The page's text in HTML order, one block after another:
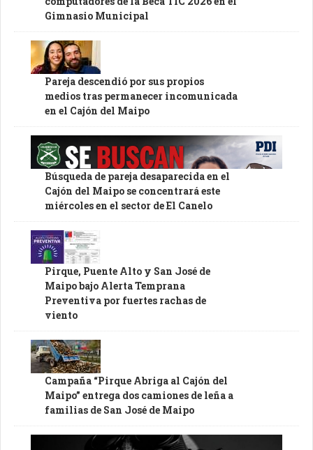
Gimnasio Municipal
Pareja descendió por sus propios
medios tras permanecer incomunicada
en el Cajón del Maipo
Búsqueda de pareja desaparecida en el
Cajón del Maipo se concentrará este
miércoles en el sector de El Canelo
Pirque, Puente Alto y San José de
Maipo bajo Alerta Temprana
Preventiva por fuertes rachas de
viento
Campaña “Pirque Abriga al Cajón del
Maipo” entrega dos camiones de leña a
familias de San José de Maipo